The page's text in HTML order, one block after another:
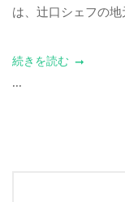
は、辻口シェフの
続きを読む
...